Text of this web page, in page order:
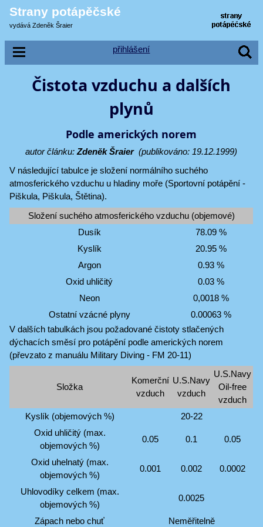
Strany potápěčské
vydává Zdeněk Šraier
přihlášení
Čistota vzduchu a dalších
plynů
Podle amerických norem
autor článku:Zdeněk Šraier(publikováno: 19.12.1999)
V následující tabulce je složení normálního suchého
atmosferického vzduchu u hladiny moře (Sportovní potápění -
Piškula, Piškula, Štětina).
Složení suchého atmosferického vzduchu (objemové)
Dusík
78.09 %
Kyslík
20.95 %
Argon
0.93 %
Oxid uhličitý
0.03 %
Neon
0,0018 %
Ostatní vzácné plyny
0.00063 %
V dalších tabulkách jsou požadované čistoty stlačených
dýchacích směsí pro potápění podle amerických norem
(převzato z manuálu Military Diving - FM 20-11)
Složka
Komerční
vzduch
U.S.Navy
vzduch
U.S.Navy
Oil-free
vzduch
Kyslík (objemových %)
20-22
Oxid uhličitý (max.
objemových %)
0.05 0.1 0.05
Oxid uhelnatý (max.
objemových %)
0.001 0.002 0.0002
Uhlovodíky celkem (max.
objemových %)
0.0025
Zápach nebo chuť Neměřitelně